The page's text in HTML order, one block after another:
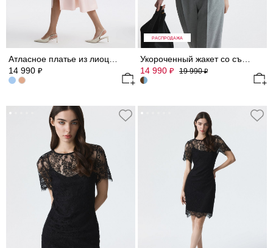
14 990 ₽
РАСПРОДАЖА
14 990 ₽ 19 990₽